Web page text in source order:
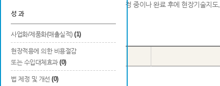
성 과
사업화/제품화(매출실적) (1)
현장적용에 의한 비용절감
또는 수입대체효과 (0)
법 제정 및 개선 (0)
※ 산학연간 기술지원을 목적으로 연구개발 과정 중이나 완료 후에 현장기술지
Total0건
번호